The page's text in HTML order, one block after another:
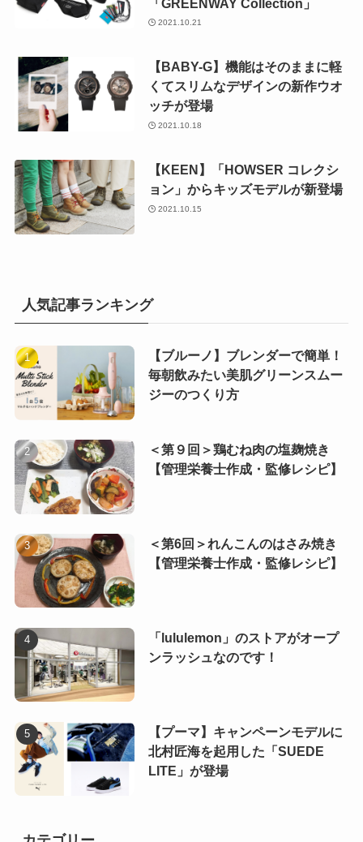
2021.10.21
【BABY-G】機能はそのままに軽
くてスリムなデザインの新作ウオ
ッチが登場
2021.10.18
【KEEN】「HOWSER コレクシ
ョン」からキッズモデルが新登場
2021.10.15
人気記事ランキング
【ブルーノ】ブレンダーで簡単！
毎朝飲みたい美肌グリーンスムー
ジーのつくり方
＜第９回＞鶏むね肉の塩麹焼き
【管理栄養士作成・監修レシピ】
＜第6回＞れんこんのはさみ焼き
【管理栄養士作成・監修レシピ】
「lululemon」のストアがオープ
ンラッシュなのです！
【プーマ】キャンペーンモデルに
北村匠海を起用した「SUEDE
LITE」が登場